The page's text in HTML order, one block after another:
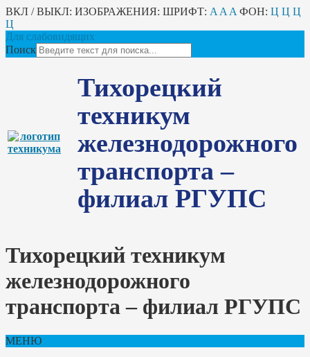
ВКЛ / ВЫКЛ: ИЗОБРАЖЕНИЯ: ШРИФТ: A A A ФОН: Ц Ц Ц
Ц
Для слабовидящих
Поиск
Тихорецкий
техникум
железнодорожного
транспорта –
филиал РГУПС
Тихорецкий техникум
железнодорожного
транспорта – филиал РГУПС
МЕНЮ